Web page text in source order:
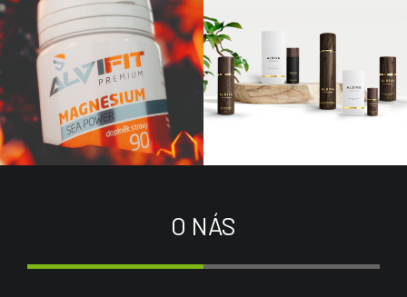
O NÁS